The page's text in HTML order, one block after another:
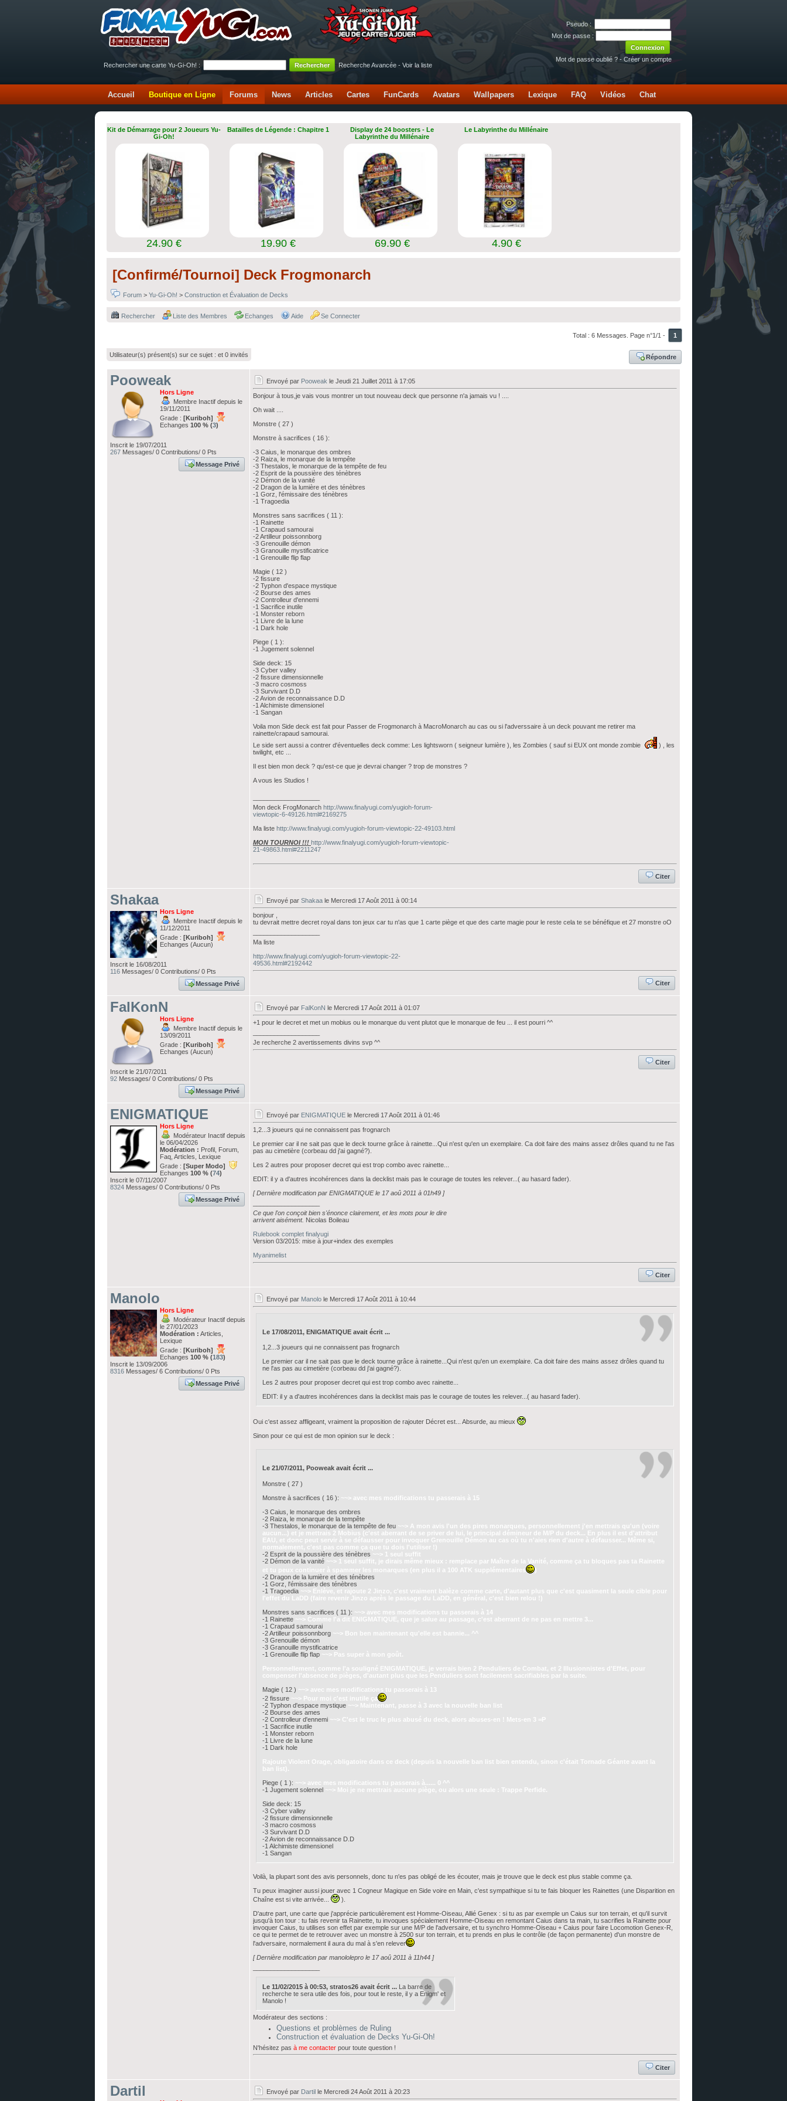
Pseudo :
Mot de passe :
Mot de passe oublié ? - Créer un compte
Rechercher une carte Yu-Gi-Oh! :
Recherche Avancée - Voir la liste
Accueil Boutique en Ligne Forums News Articles Cartes FunCards Avatars Wallpapers Lexique FAQ Vidéos Chat
Kit de Démarrage pour 2 Joueurs Yu-
Gi-Oh!
24.90 €
Batailles de Légende : Chapitre 1
19.90 €
Display de 24 boosters - Le
Labyrinthe du Millénaire
69.90 €
Le Labyrinthe du Millénaire
4.90 €
[Confirmé/Tournoi] Deck Frogmonarch
Forum > Yu-Gi-Oh! > Construction et Évaluation de Decks
Rechercher Liste des Membres Echanges Aide Se Connecter
Total : 6 Messages. Page n°1/1 - 1
Utilisateur(s) présent(s) sur ce sujet : et 0 invités Répondre
Pooweak
Hors Ligne
Membre Inactif depuis le
19/11/2011
Grade : [Kuriboh]
Echanges 100 % (3)
Inscrit le 19/07/2011
267 Messages/ 0 Contributions/ 0 Pts
Message Privé
Envoyé par Pooweak le Jeudi 21 Juillet 2011 à 17:05
Bonjour à tous,je vais vous montrer un tout nouveau deck que personne n'a jamais vu ! ....
Oh wait ....
Monstre ( 27 )
Monstre à sacrifices ( 16 ):
-3 Caius, le monarque des ombres
-2 Raiza, le monarque de la tempête
-3 Thestalos, le monarque de la tempête de feu
-2 Esprit de la poussière des ténèbres
-2 Démon de la vanité
-2 Dragon de la lumière et des ténèbres
-1 Gorz, l'émissaire des ténèbres
-1 Tragoedia
Monstres sans sacrifices ( 11 ):
-1 Rainette
-1 Crapaud samourai
-2 Artilleur poissonnborg
-3 Grenouille démon
-3 Granouille mystificatrice
-1 Grenouille flip flap
Magie ( 12 )
-2 fissure
-2 Typhon d'espace mystique
-2 Bourse des ames
-2 Controlleur d'ennemi
-1 Sacrifice inutile
-1 Monster reborn
-1 Livre de la lune
-1 Dark hole
Piege ( 1 ):
-1 Jugement solennel
Side deck: 15
-3 Cyber valley
-2 fissure dimensionnelle
-3 macro cosmoss
-3 Survivant D.D
-2 Avion de reconnaissance D.D
-1 Alchimiste dimensionel
-1 Sangan
Voila mon Side deck est fait pour Passer de Frogmonarch à MacroMonarch au cas ou si l'adverssaire à un deck pouvant me retirer ma
rainette/crapaud samourai.
Le side sert aussi a contrer d'éventuelles deck comme: Les lightsworn ( seigneur lumière ), les Zombies ( sauf si EUX ont monde zombie
) , les
twilight, etc ...
Il est bien mon deck ? qu'est-ce que je devrai changer ? trop de monstres ?
A vous les Studios !
Mon deck FrogMonarch http://www.finalyugi.com/yugioh-forum-
viewtopic-6-49126.html#2169275
Ma liste http://www.finalyugi.com/yugioh-forum-viewtopic-22-49103.html
MON TOURNOI !!! http://www.finalyugi.com/yugioh-forum-viewtopic-
21-49863.html#2211247
Citer
Shakaa
Hors Ligne
Membre Inactif depuis le
11/12/2011
Grade : [Kuriboh]
Echanges (Aucun)
Inscrit le 16/08/2011
116 Messages/ 0 Contributions/ 0 Pts
Message Privé
Envoyé par Shakaa le Mercredi 17 Août 2011 à 00:14
bonjour ,
tu devrait mettre decret royal dans ton jeux car tu n'as que 1 carte piège et que des carte magie pour le reste cela te se bénéfique et 27 monstre oO
Ma liste
http://www.finalyugi.com/yugioh-forum-viewtopic-22-
49536.html#2192442
Citer
FalKonN
Hors Ligne
Membre Inactif depuis le
13/09/2011
Grade : [Kuriboh]
Echanges (Aucun)
Inscrit le 21/07/2011
92 Messages/ 0 Contributions/ 0 Pts
Message Privé
Envoyé par FalKonN le Mercredi 17 Août 2011 à 01:07
+1 pour le decret et met un mobius ou le monarque du vent plutot que le monarque de feu ... il est pourri ^^
Je recherche 2 avertissements divins svp ^^
Citer
ENIGMATIQUE
Hors Ligne
Modérateur Inactif depuis
le 06/04/2026
Modération : Profil, Forum,
Faq, Articles, Lexique
Grade : [Super Modo]
Echanges 100 % (74)
Inscrit le 07/11/2007
8324 Messages/ 0 Contributions/ 0 Pts
Message Privé
Envoyé par ENIGMATIQUE le Mercredi 17 Août 2011 à 01:46
1,2...3 joueurs qui ne connaissent pas frognarch
Le premier car il ne sait pas que le deck tourne grâce à rainette...Qui n'est qu'en un exemplaire. Ca doit faire des mains assez drôles quand tu ne l'as
pas au cimetière (corbeau dd j'ai gagné?).
Les 2 autres pour proposer decret qui est trop combo avec rainette...
EDIT: il y a d'autres incohérences dans la decklist mais pas le courage de toutes les relever...( au hasard fader).
[ Dernière modification par ENIGMATIQUE le 17 aoû 2011 à 01h49 ]
Ce que l'on conçoit bien s'énonce clairement, et les mots pour le dire
arrivent aisément. Nicolas Boileau
Rulebook complet finalyugi
Version 03/2015: mise à jour+index des exemples
Myanimelist
Citer
Manolo
Hors Ligne
Modérateur Inactif depuis
le 27/01/2023
Modération : Articles,
Lexique
Grade : [Kuriboh]
Echanges 100 % (183)
Inscrit le 13/09/2006
8316 Messages/ 6 Contributions/ 0 Pts
Message Privé
Envoyé par Manolo le Mercredi 17 Août 2011 à 10:44
Le 17/08/2011, ENIGMATIQUE avait écrit ...
1,2...3 joueurs qui ne connaissent pas frognarch
Le premier car il ne sait pas que le deck tourne grâce à rainette...Qui n'est qu'en un exemplaire. Ca doit faire des mains assez drôles quand tu
ne l'as pas au cimetière (corbeau dd j'ai gagné?).
Les 2 autres pour proposer decret qui est trop combo avec rainette...
EDIT: il y a d'autres incohérences dans la decklist mais pas le courage de toutes les relever...( au hasard fader).
Oui c'est assez affligeant, vraiment la proposition de rajouter Décret est... Absurde, au mieux
Sinon pour ce qui est de mon opinion sur le deck :
Le 21/07/2011, Pooweak avait écrit ...
Monstre ( 27 )
Monstre à sacrifices ( 16 ): ~~> avec mes modifications tu passerais à 15
-3 Caius, le monarque des ombres
-2 Raiza, le monarque de la tempête
-3 Thestalos, le monarque de la tempête de feu ~~> A mon avis l'un des pires monarques, personnellement j'en mettrais qu'un (voire
aucun...) et je mettrais 2 Mobius (c'est aberrant de se priver de lui, le principal démineur de M/P du deck... En plus il est d'attribut
EAU, et donc peut servir à se défausser pour invoquer Grenouille Démon au cas où tu n'aies rien d'autre à défausser... Même si,
normalement, c'est pas comme ça que tu dois l'utiliser !)
-2 Esprit de la poussière des ténèbres ~~> 1 seul suffit
-2 Démon de la vanité ~~> 1 seul suffit, je dirais même mieux : remplace par Maître de la Vanité, comme ça tu bloques pas ta Rainette
et tu peux continuer à spammer les monarques (en plus il a 100 ATK supplémentaires
)
-2 Dragon de la lumière et des ténèbres
-1 Gorz, l'émissaire des ténèbres
-1 Tragoedia ~~> Enlève, et rajoute 2 Jinzo, c'est vraiment balèze comme carte, d'autant plus que c'est quasiment la seule cible pour
l'effet du LaDD (faire revenir Jinzo après le passage du LaDD, en général, c'est bien relou !)
Monstres sans sacrifices ( 11 ): ~~> avec mes modifications tu passerais à 14
-1 Rainette ~~> Comme l'a dit ENIGMATIQUE, que je salue au passage, c'est aberrant de ne pas en mettre 3...
-1 Crapaud samourai
-2 Artilleur poissonnborg ~~> Bon ben maintenant qu'elle est bannie... ^^
-3 Grenouille démon
-3 Granouille mystificatrice
-1 Grenouille flip flap ~~> Pas super à mon goût.
Personnellement, comme l'a souligné ENIGMATIQUE, je verrais bien 2 Penduliers de Combat, et 2 Illusionnistes d'Effet, pour
compenser l'absence de pièges, d'autant plus que les Penduliers sont facilement sacrifiables par la suite.
Magie ( 12 ) ~~> avec mes modifications tu passerais à 13
-2 fissure ~~> Pour moi c'est inutile ça
-2 Typhon d'espace mystique ~~> Maintenant, passe à 3 avec la nouvelle ban list
-2 Bourse des ames
-2 Controlleur d'ennemi ~~> C'est le truc le plus abusé du deck, alors abuses-en ! Mets-en 3 =P
-1 Sacrifice inutile
-1 Monster reborn
-1 Livre de la lune
-1 Dark hole
Rajoute Violent Orage, obligatoire dans ce deck (depuis la nouvelle ban list bien entendu, sinon c'était Tornade Géante avant la
ban list).
Piege ( 1 ): ~~> avec mes modifications tu passerais à...... 0 ^^
-1 Jugement solennel ~~> Moi je ne mettrais aucune piège, ou alors une seule : Trappe Perfide.
Side deck: 15
-3 Cyber valley
-2 fissure dimensionnelle
-3 macro cosmoss
-3 Survivant D.D
-2 Avion de reconnaissance D.D
-1 Alchimiste dimensionel
-1 Sangan
Voilà, la plupart sont des avis personnels, donc tu n'es pas obligé de les écouter, mais je trouve que le deck est plus stable comme ça.
Tu peux imaginer aussi jouer avec 1 Cogneur Magique en Side voire en Main, c'est sympathique si tu te fais bloquer les Rainettes (une Disparition en
Chaîne est si vite arrivée...
).
D'autre part, une carte que j'apprécie particulièrement est Homme-Oiseau, Allié Genex : si tu as par exemple un Caius sur ton terrain, et qu'il survit
jusqu'à ton tour : tu fais revenir ta Rainette, tu invoques spécialement Homme-Oiseau en remontant Caius dans ta main, tu sacrifies la Rainette pour
invoquer Caius, tu utilises son effet par exemple sur une M/P de l'adversaire, et tu synchro Homme-Oiseau + Caius pour faire Locomotion Genex-R,
ce qui te permet de te retrouver avec un monstre à 2500 sur ton terrain, et tu prends en plus le contrôle (de façon permanente) d'un monstre de
l'adversaire, normalement il aura du mal à s'en relever
[ Dernière modification par manololepro le 17 aoû 2011 à 11h44 ]
Le 11/02/2015 à 00:53, stratos26 avait écrit ... La barre de
recherche te sera utile des fois, pour tout le reste, il y a Enigm' et
Manolo !
Modérateur des sections :
Questions et problèmes de Ruling
Construction et évaluation de Decks Yu-Gi-Oh!
N'hésitez pas à me contacter pour toute question !
Citer
Dartil Envoyé par Dartil le Mercredi 24 Août 2011 à 20:23